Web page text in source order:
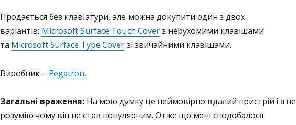
Продається без клавіатури, але можна докупити один з двох
варіантів: Microsoft Surface Touch Coverз нерухомими клавішами
та Microsoft Surface Type Coverзі звичайними клавішами.
Виробник – Pegatron.
Загальні враження:На мою думку це неймовірно вдалий пристрій і я не
розумію чому він не став популярним. Отже що мені сподобалося: